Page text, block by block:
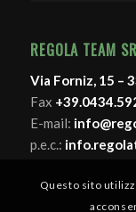
REGOLA TEAM
Via Forniz, 15 –
Fax
E-mail:
p.e.c.:
Questo sito